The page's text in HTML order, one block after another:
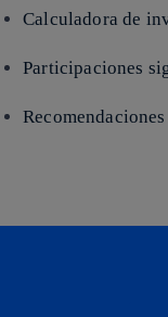
Calculadora de
Participaciones